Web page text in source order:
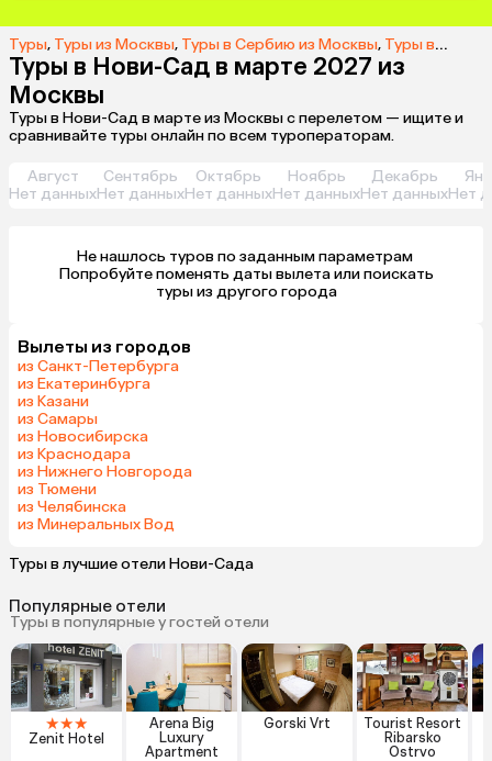
Туры, Туры из Москвы, Туры в Сербию из Москвы, Туры в Нови-Сад из Москвы
Туры в Нови-Сад в марте 2027 из
Москвы
Туры в Нови-Сад в марте из Москвы с перелетом — ищите и
сравнивайте туры онлайн по всем туроператорам.
Август
Нет данных
Сентябрь
Нет данных
Октябрь
Нет данных
Ноябрь
Нет данных
Декабрь
Нет данныхНет
Не нашлось туров по заданным параметрам
туры из другого города
Вылеты из городов
из Санкт-Петербурга
из Екатеринбурга
из Казани
из Самары
из Новосибирска
из Краснодара
из Нижнего Новгорода
из Тюмени
из Челябинска
из Минеральных Вод
Туры в лучшие отели Нови-Сада
Популярные отели
Туры в популярные у гостей отели
★★★
Zenit Hotel
Arena Big
Luxury
Apartment
Gorski Vrt
Tourist Resort
Ribarsko
Ostrvo